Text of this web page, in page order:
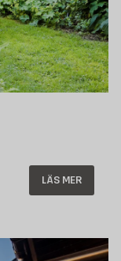
LÄS MER